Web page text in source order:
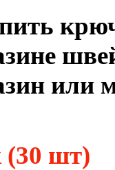
или
(30 шт)